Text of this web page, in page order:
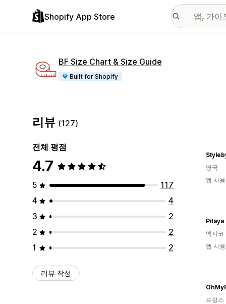
Shopify App Store
BF Size Chart & Size Guide
Built for Shopify
리뷰 (127)
전체 평점
4.7
5
117
4
4
3
2
2
2
1
2
리뷰 작성
영국
앱 사
Pitaya
멕시코
앱 사
프랑스